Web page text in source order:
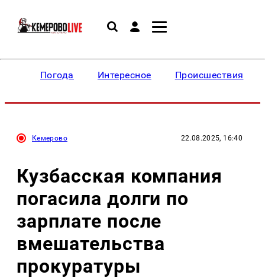
Погода Интересное Происшествия
Кемерово 22.08.2025, 16:40
Кузбасская компания
погасила долги по
зарплате после
вмешательства
прокуратуры